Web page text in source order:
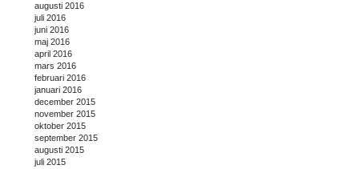
augusti 2016
juli 2016
juni 2016
maj 2016
april 2016
mars 2016
februari 2016
januari 2016
december 2015
november 2015
oktober 2015
september 2015
augusti 2015
juli 2015